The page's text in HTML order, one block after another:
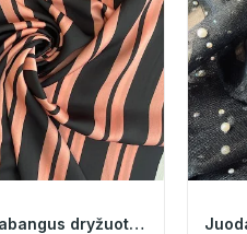
Itališkas prabangus dryžuotas poliesteris 009892